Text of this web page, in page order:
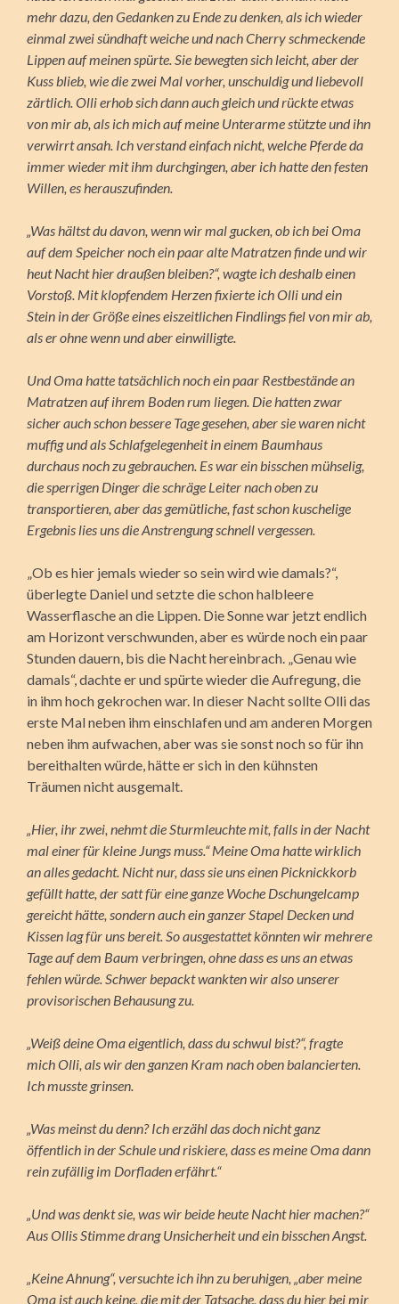
mehr dazu, den Gedanken zu Ende zu denken, als ich wieder
einmal zwei sündhaft weiche und nach Cherry schmeckende
Lippen auf meinen spürte. Sie bewegten sich leicht, aber der
Kuss blieb, wie die zwei Mal vorher, unschuldig und liebevoll
zärtlich. Olli erhob sich dann auch gleich und rückte etwas
von mir ab, als ich mich auf meine Unterarme stützte und ihn
verwirrt ansah. Ich verstand einfach nicht, welche Pferde da
immer wieder mit ihm durchgingen, aber ich hatte den festen
Willen, es herauszufinden.
„Was hältst du davon, wenn wir mal gucken, ob ich bei Oma
auf dem Speicher noch ein paar alte Matratzen finde und wir
heut Nacht hier draußen bleiben?“, wagte ich deshalb einen
Vorstoß. Mit klopfendem Herzen fixierte ich Olli und ein
Stein in der Größe eines eiszeitlichen Findlings fiel von mir ab,
als er ohne wenn und aber einwilligte.
Und Oma hatte tatsächlich noch ein paar Restbestände an
Matratzen auf ihrem Boden rum liegen. Die hatten zwar
sicher auch schon bessere Tage gesehen, aber sie waren nicht
muffig und als Schlafgelegenheit in einem Baumhaus
durchaus noch zu gebrauchen. Es war ein bisschen mühselig,
die sperrigen Dinger die schräge Leiter nach oben zu
transportieren, aber das gemütliche, fast schon kuschelige
Ergebnis lies uns die Anstrengung schnell vergessen.
„Ob es hier jemals wieder so sein wird wie damals?“,
überlegte Daniel und setzte die schon halbleere
Wasserflasche an die Lippen. Die Sonne war jetzt endlich
am Horizont verschwunden, aber es würde noch ein paar
Stunden dauern, bis die Nacht hereinbrach. „Genau wie
damals“, dachte er und spürte wieder die Aufregung, die
in ihm hoch gekrochen war. In dieser Nacht sollte Olli das
erste Mal neben ihm einschlafen und am anderen Morgen
neben ihm aufwachen, aber was sie sonst noch so für ihn
bereithalten würde, hätte er sich in den kühnsten
Träumen nicht ausgemalt.
„Hier, ihr zwei, nehmt die Sturmleuchte mit, falls in der Nacht
mal einer für kleine Jungs muss.“ Meine Oma hatte wirklich
an alles gedacht. Nicht nur, dass sie uns einen Picknickkorb
gefüllt hatte, der satt für eine ganze Woche Dschungelcamp
gereicht hätte, sondern auch ein ganzer Stapel Decken und
Kissen lag für uns bereit. So ausgestattet könnten wir mehrere
Tage auf dem Baum verbringen, ohne dass es uns an etwas
fehlen würde. Schwer bepackt wankten wir also unserer
provisorischen Behausung zu.
„Weiß deine Oma eigentlich, dass du schwul bist?“, fragte
mich Olli, als wir den ganzen Kram nach oben balancierten.
Ich musste grinsen.
„Was meinst du denn? Ich erzähl das doch nicht ganz
öffentlich in der Schule und riskiere, dass es meine Oma dann
rein zufällig im Dorfladen erfährt.“
„Und was denkt sie, was wir beide heute Nacht hier machen?“
Aus Ollis Stimme drang Unsicherheit und ein bisschen Angst.
„Keine Ahnung“, versuchte ich ihn zu beruhigen, „aber meine
Oma ist auch keine, die mit der Tatsache, dass du hier bei mir